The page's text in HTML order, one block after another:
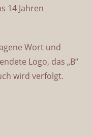
14 Jahren
Wort und
Logo, das „B“
wird verfolgt.